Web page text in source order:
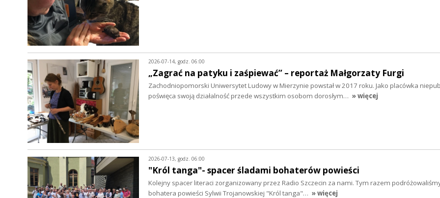
2026-07-14, godz. 06:00
„Zagrać na patyku i zaśpiewać” – reportaż Małgorzaty Furgi
Zachodniopomorski Uniwersytet Ludowy w Mierzynie powstał w 2017 roku. Jako placówka
poświęca swoją działalność przede wszystkim osobom dorosłym… » więcej
2026-07-13, godz. 06:00
"Król tanga"- spacer śladami bohaterów powieści
Kolejny spacer literaci zorganizowany przez Radio Szczecin za nami. Tym razem
bohatera powieści Sylwii Trojanowskiej "Król tanga"… » więcej